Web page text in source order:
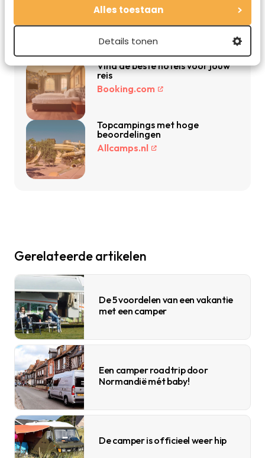
Alles toestaan
Details tonen
Vakantie 2026: de beste
vakanties en aanbiedingen
Vakantiediscounter.nl
Vind de beste hotels voor jouw
reis
Booking.com
Topcampings met hoge
beoordelingen
Allcamps.nl
Gerelateerde artikelen
De 5 voordelen van een vakantie
met een camper
Een camper roadtrip door
Normandië mét baby!
De camper is officieel weer hip